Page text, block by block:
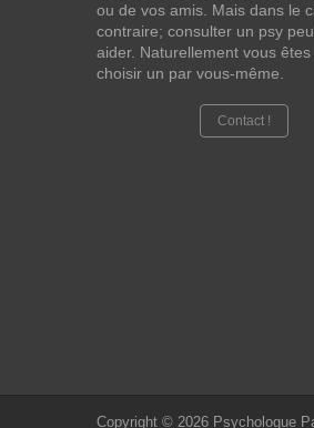
ou de vos amis. Mais dans le
contraire; consulter un psy
aider. Naturellement vous êtes
choisir un par vous-même.
Contact !
Copyright © 2026 Psychologue